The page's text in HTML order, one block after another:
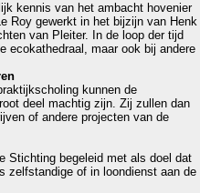
kennis van het ambacht hovenier
Roy gewerkt in het bijzijn van Henk
van Pleiter. In de loop der tijd
ecokathedraal, maar ook bij andere
kunnen de
deel machtig zijn. Zij zullen dan
of andere projecten van de
Stichting begeleid met als doel dat
zelfstandige of in loondienst aan de